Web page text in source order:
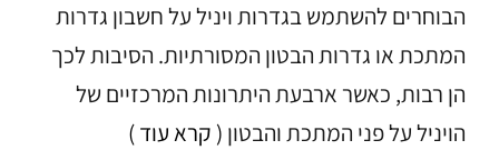
הבוחרים להשתמש בגדרות ויניל על חשבון גדרות
המתכת או גדרות הבטון המסורתיות. הסיבות לכך
הן רבות, כאשר ארבעת היתרונות המרכזיים של
הויניל על פני המתכת והבטון ( קרא עוד )